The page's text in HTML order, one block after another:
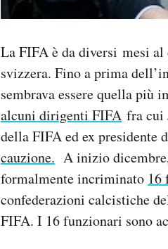
La FIFA è da diversi mesi
svizzera. Fino a prima
sembrava essere quella più
alcuni dirigenti FIFA fra cui
della FIFA ed ex presidente
cauzione. A inizio
formalmente incriminato 16
confederazioni calcistiche
FIFA. I 16 funzionari sono